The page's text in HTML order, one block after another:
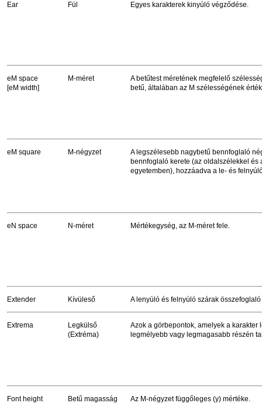
Ear Fül Egyes karakterek kinyúló végződése.
eM space
[eM width]
M-méret
A betűtest méretének megfelelő
betű, általában az M szélességének
eM square M-négyzet
A legszélesebb nagybetű bennfoglaló
bennfoglaló kerete (az oldalszélekkel és
egyetemben), hozzáadva a le- és
eN space N-méret Mértékegység, az M-méret fele.
Extender Kívüleső A lenyúló és felnyúló szárak
Extrema
Legkülső
(Extréma)
Azok a görbepontok, amelyek a karakter
legmélyebb vagy legmagasabb részén
Font height Betű magasság Az M-négyzet függőleges (y) mértéke.